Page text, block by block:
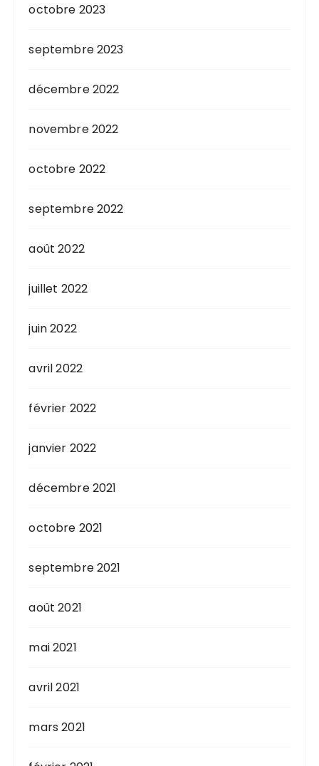
octobre 2023
septembre 2023
décembre 2022
novembre 2022
octobre 2022
septembre 2022
août 2022
juillet 2022
juin 2022
avril 2022
février 2022
janvier 2022
décembre 2021
octobre 2021
septembre 2021
août 2021
mai 2021
avril 2021
mars 2021